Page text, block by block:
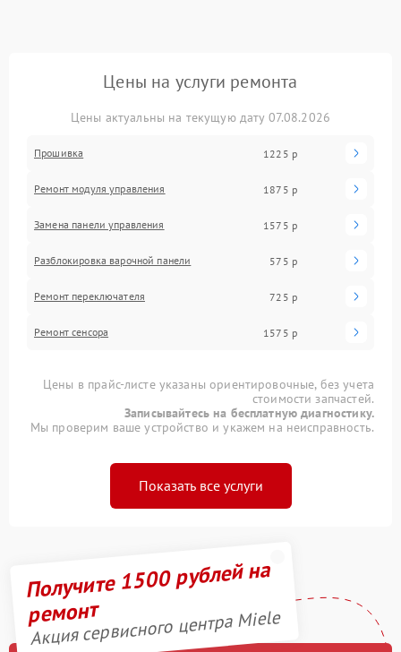
Цены на услуги ремонта
Цены актуальны на текущую дату 07.08.2026
Прошивка 1225 р
Ремонт модуля управления 1875 р
Замена панели управления 1575 р
Разблокировка варочной панели 575 р
Ремонт переключателя 725 р
Ремонт сенсора 1575 р
Цены в прайс-листе указаны ориентировочные, без учета
стоимости запчастей.
Записывайтесь на бесплатную диагностику.
Мы проверим ваше устройство и укажем на неисправность.
Показать все услуги
Получите 1500 рублей на
ремонт
Акция сервисного центра Miele